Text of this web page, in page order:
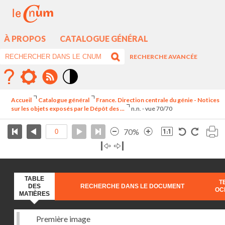
À PROPOS CATALOGUE GÉNÉRAL
RECHERCHE AVANCÉE
élévé
Accueil Catalogue général
France. Direction centrale du génie - Notices
sur les objets exposés par le Dépôt des ...
n.n. - vue 70/70
70%
TABLE
DES
MATIÈRES
RECHERCHE DANS LE DOCUMENT
Première image